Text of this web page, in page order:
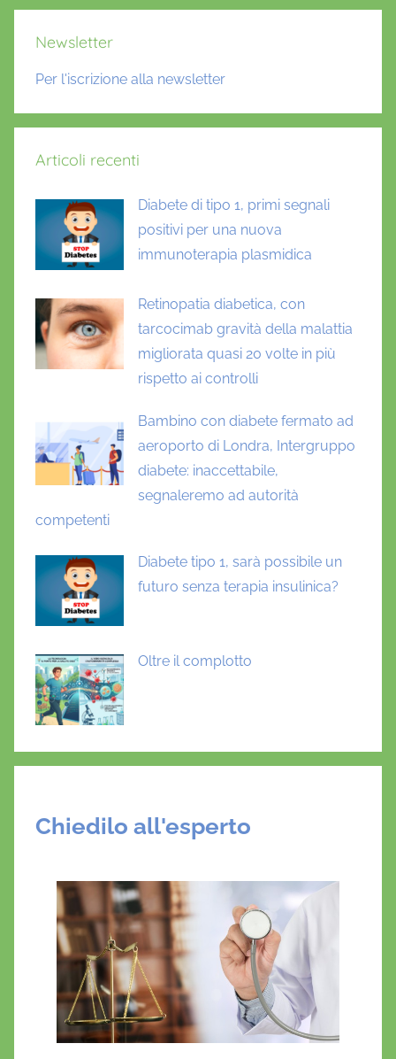
Newsletter
Per l'iscrizione alla newsletter
Articoli recenti
Diabete di tipo 1, primi segnali
positivi per una nuova
immunoterapia plasmidica
Retinopatia diabetica, con
tarcocimab gravità della malattia
migliorata quasi 20 volte in più
rispetto ai controlli
Bambino con diabete fermato ad
aeroporto di Londra, Intergruppo
diabete: inaccettabile,
segnaleremo ad autorità
competenti
Diabete tipo 1, sarà possibile un
futuro senza terapia insulinica?
Oltre il complotto
Chiedilo all'esperto